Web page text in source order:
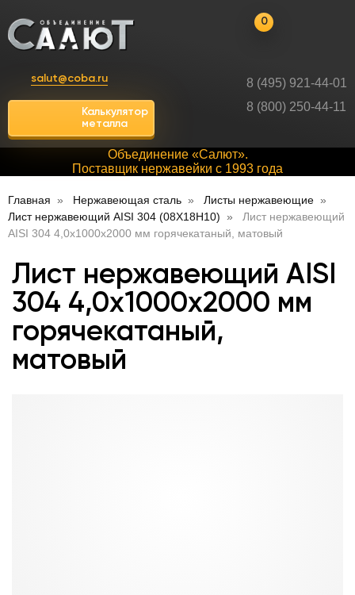
salut@coba.ru
Калькулятор
металла
8 (495) 921-44-01
8 (800) 250-44-11
0
Объединение «Салют».
Поставщик нержавейки с 1993 года
Главная Нержавеющая сталь
Листы нержавеющие
Лист нержавеющий AISI 304 (08Х18Н10)
Лист нержавеющий
AISI 304 4,0х1000х2000 мм горячекатаный, матовый
Лист нержавеющий AISI
304 4,0х1000х2000 мм
горячекатаный,
матовый